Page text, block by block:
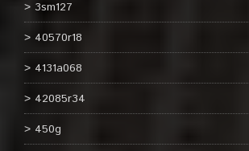
3sm127
40570r18
4131a068
42085r34
450g